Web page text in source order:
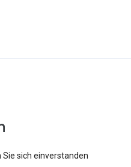
sich einverstanden